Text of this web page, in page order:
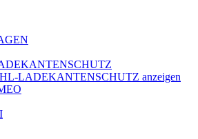
LADEKANTENSCHUTZ anzeigen